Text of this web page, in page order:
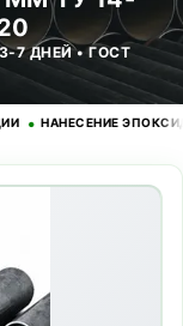
7 ДНЕЙ • ГОСТ
НАНЕСЕНИЕ